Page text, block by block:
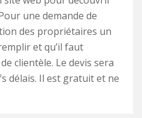
une demande de
des propriétaires un
et qu’il faut
clientèle. Le devis sera
délais. Il est gratuit et ne